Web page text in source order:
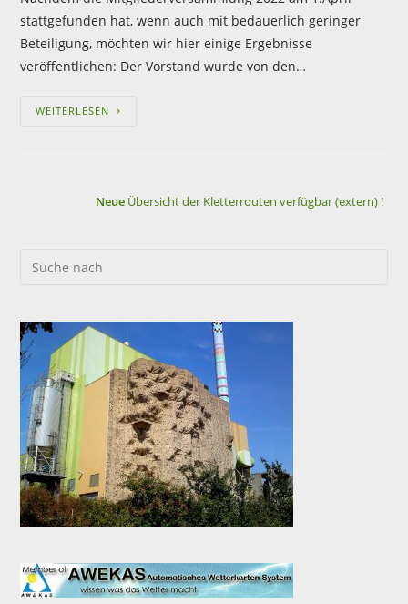
stattgefunden hat, wenn auch mit bedauerlich geringer
Beteiligung, möchten wir hier einige Ergebnisse
veröffentlichen: Der Vorstand wurde von den…
WEITERLESEN
NeueÜbersicht der Kletterrouten verfügbar (extern) !